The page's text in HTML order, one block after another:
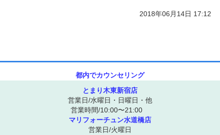
2018年06月14日 17:12
都内でカウンセリング
とまり木東新宿店
営業日/水曜日・日曜日・他
営業時間/10:00〜21:00
マリフォーチュン水道橋店
営業日/火曜日